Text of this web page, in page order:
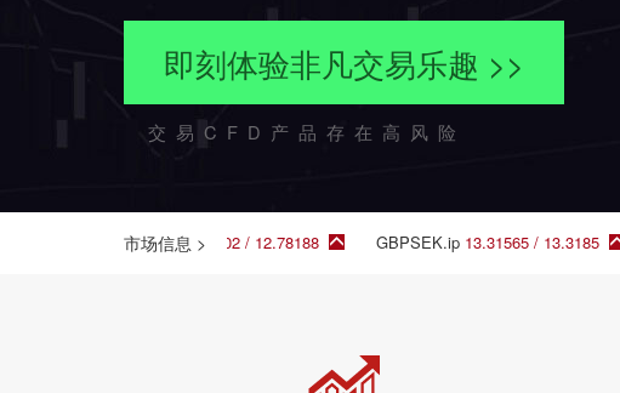
即刻体验非凡交易乐趣 >>
交易CFD产品存在高风险
市场信息 >
GBPSEK.fn12.7802 / 12.78188 GBPSEK.ip13.31565 / 13.3185